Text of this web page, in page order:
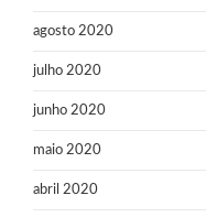
agosto 2020
julho 2020
junho 2020
maio 2020
abril 2020